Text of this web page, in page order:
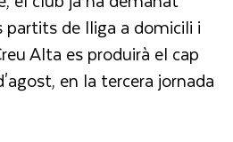
partits de lliga a domicili i
Alta es produirà el cap
en la tercera jornada